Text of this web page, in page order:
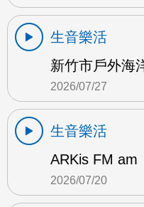
生音樂活
新竹市戶外海
2026/07/27
生音樂活
ARKis FM am
2026/07/20